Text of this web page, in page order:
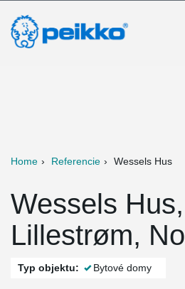
Home Referencie Wessels Hus
Wessels Hus,
Lillestrøm,
Typ objektu: Bytové domy